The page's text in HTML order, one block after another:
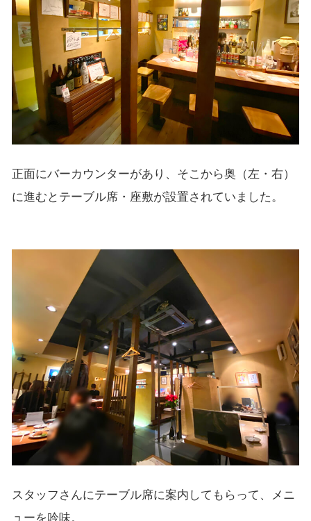
正面にバーカウンターがあり、そこから奥（左・右）
に進むとテーブル席・座敷が設置されていました。
スタッフさんにテーブル席に案内してもらって、メニ
ューを吟味。